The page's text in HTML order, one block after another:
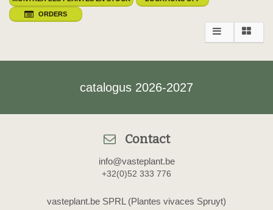
ORDERS
catalogus 2026-2027
Contact
info@vasteplant.be
+32(0)52 333 776
vasteplant.be SPRL (Plantes vivaces Spruyt)